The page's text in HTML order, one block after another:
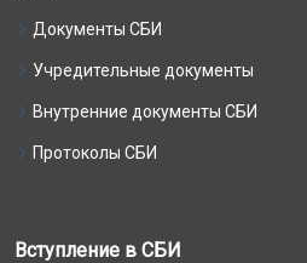
Документы СБИ
Учредительные документы
Внутренние документы СБИ
Протоколы СБИ
Вступление в СБИ